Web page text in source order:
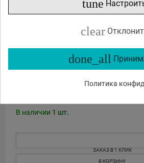
tune
clear
done_all
Политика
TAMRON 28-300MM F/4-7.1 DI III VC
В наличии 1 шт.
ЗАКАЗ В 1 КЛИК
В КОРЗИНУ